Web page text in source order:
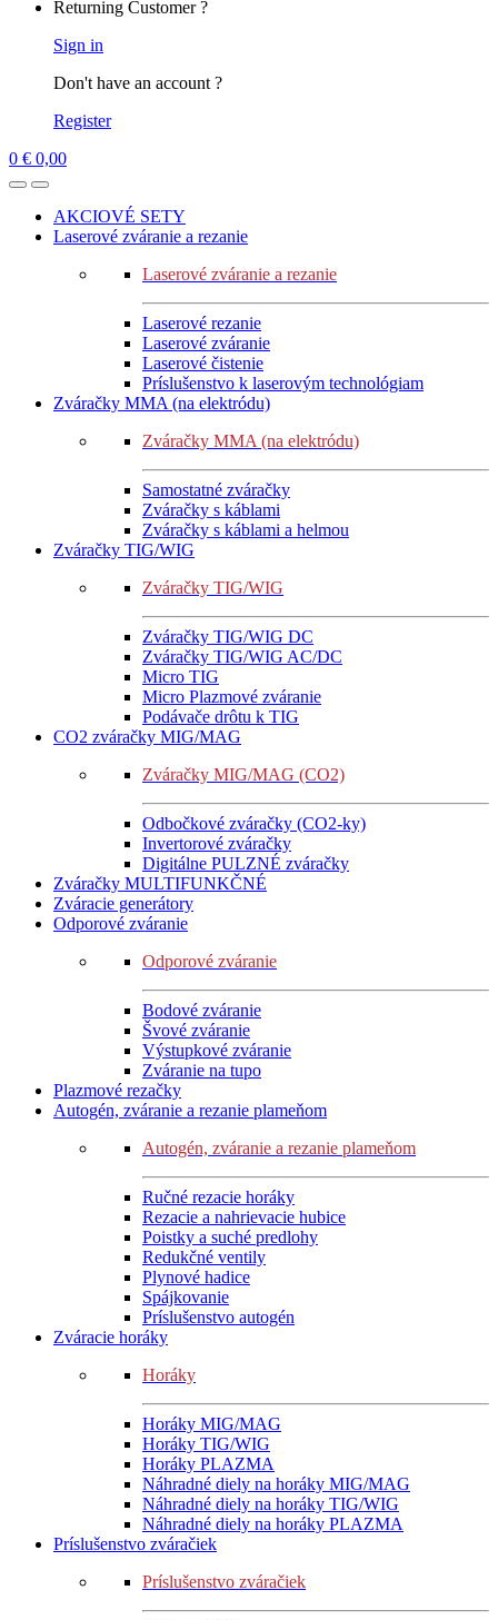
Returning Customer ?
Sign in
Don't have an account ?
Register
0 € 0,00
AKCIOVÉ SETY
Laserové zváranie a rezanie
Laserové zváranie a rezanie
Laserové rezanie
Laserové zváranie
Laserové čistenie
Príslušenstvo k laserovým technológiam
Zváračky MMA (na elektródu)
Zváračky MMA (na elektródu)
Samostatné zváračky
Zváračky s káblami
Zváračky s káblami a helmou
Zváračky TIG/WIG
Zváračky TIG/WIG
Zváračky TIG/WIG DC
Zváračky TIG/WIG AC/DC
Micro TIG
Micro Plazmové zváranie
Podávače drôtu k TIG
CO2 zváračky MIG/MAG
Zváračky MIG/MAG (CO2)
Odbočkové zváračky (CO2-ky)
Invertorové zváračky
Digitálne PULZNÉ zváračky
Zváračky MULTIFUNKČNÉ
Zváracie generátory
Odporové zváranie
Odporové zváranie
Bodové zváranie
Švové zváranie
Výstupkové zváranie
Zváranie na tupo
Plazmové rezačky
Autogén, zváranie a rezanie plameňom
Autogén, zváranie a rezanie plameňom
Ručné rezacie horáky
Rezacie a nahrievacie hubice
Poistky a suché predlohy
Redukčné ventily
Plynové hadice
Spájkovanie
Príslušenstvo autogén
Zváracie horáky
Horáky
Horáky MIG/MAG
Horáky TIG/WIG
Horáky PLAZMA
Náhradné diely na horáky MIG/MAG
Náhradné diely na horáky TIG/WIG
Náhradné diely na horáky PLAZMA
Príslušenstvo zváračiek
Príslušenstvo zváračiek